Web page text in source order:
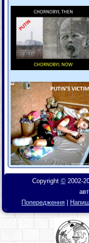
Copyright ©2002-
Попередження